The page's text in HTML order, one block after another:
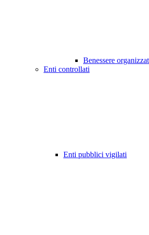
Benessere
Enti controllati
Enti pubblici vigilati